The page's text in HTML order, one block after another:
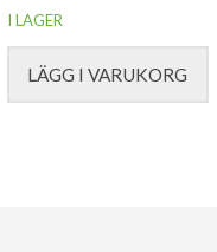
Det
ursprungliga
priset
Det
nuvarande
priset
I LAGER
LÄGG I VARUKORG